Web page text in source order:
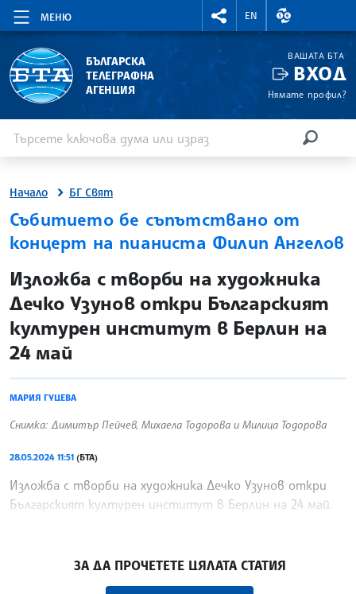
МЕНЮ
RIGHTMENU.SOCIAL
EN
ВАЛУТНИ
БЪЛГАРСКА
ТЕЛЕГРАФНА
АГЕНЦИЯ
ВАШАТА БТА
ВХОД
Нямате профил?
Начало БГ Свят
Събитието бе съпътствано от
концерт на пианиста Филип Ангелов
site.bta
Изложба с творби на художника
Дечко Узунов откри Българският
културен институт в Берлин на
24 май
МАРИЯ ГУЦЕВА
Снимка: Димитър Пейчев, Михаела Тодорова и Милица Тодорова
28.05.2024 11:51 (БТА)
Изложба с творби на художника Дечко Узунов откри
Българският културен институт в Берлин на 24 май.
ЗА ДА ПРОЧЕТЕТЕ ЦЯЛАТА СТАТИЯ